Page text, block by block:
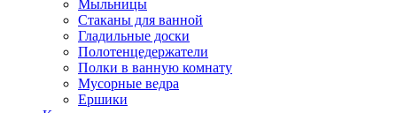
Мыльницы
Стаканы для ванной
Гладильные доски
Полотенцедержатели
Полки в ванную комнату
Мусорные ведра
Ершики